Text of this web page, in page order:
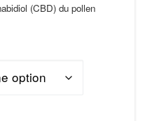
(CBD) du pollen